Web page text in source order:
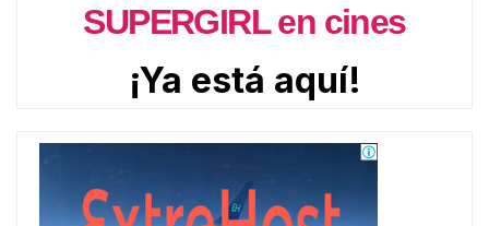
SUPERGIRL en cines
¡Ya está aquí!